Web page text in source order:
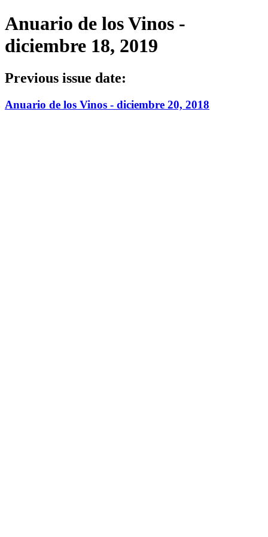
Anuario de los Vinos -
diciembre 18, 2019
Previous issue date:
Anuario de los Vinos - diciembre 20, 2018